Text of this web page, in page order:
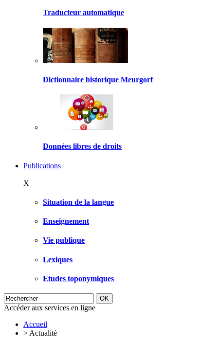
Traducteur automatique
Dictionnaire historique Meurgorf
Données libres de droits
Publications
X
Situation de la langue
Enseignement
Vie publique
Lexiques
Etudes toponymiques
Accéder aux services en ligne
Accueil
> Actualité